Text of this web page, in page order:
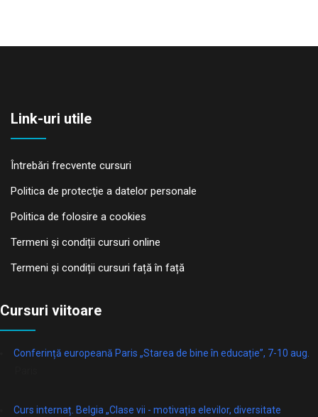
Link-uri utile
Întrebări frecvente cursuri
Politica de protecţie a datelor personale
Politica de folosire a cookies
Termeni și condiții cursuri online
Termeni și condiții cursuri față în față
Cursuri viitoare
Conferință europeană Paris „Starea de bine în educație”, 7-10 aug.
Curs internaț. Belgia „Clase vii - motivația elevilor, diversitate